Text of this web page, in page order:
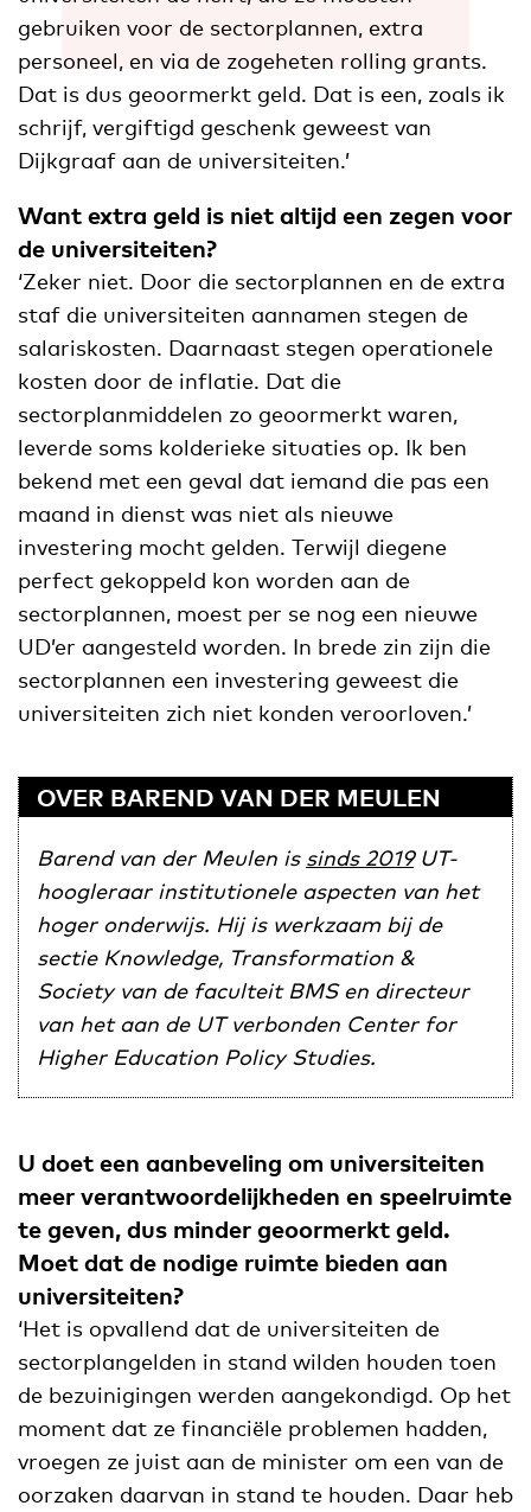
gebruiken voor de sectorplannen, extra
personeel, en via de zogeheten rolling grants.
Dat is dus geoormerkt geld. Dat is een, zoals ik
schrijf, vergiftigd geschenk geweest van
Dijkgraaf aan de universiteiten.’
Want extra geld is niet altijd een zegen voor
de universiteiten?
‘Zeker niet. Door die sectorplannen en de extra
staf die universiteiten aannamen stegen de
salariskosten. Daarnaast stegen operationele
kosten door de inflatie. Dat die
sectorplanmiddelen zo geoormerkt waren,
leverde soms kolderieke situaties op. Ik ben
bekend met een geval dat iemand die pas een
maand in dienst was niet als nieuwe
investering mocht gelden. Terwijl diegene
perfect gekoppeld kon worden aan de
sectorplannen, moest per se nog een nieuwe
UD’er aangesteld worden. In brede zin zijn die
sectorplannen een investering geweest die
universiteiten zich niet konden veroorloven.’
OVER BAREND VAN DER MEULEN
Barend van der Meulen is sinds 2019UT-
hoogleraar institutionele aspecten van het
hoger onderwijs. Hij is werkzaam bij de
sectie Knowledge, Transformation &
Society van de faculteit BMS en directeur
van het aan de UT verbonden Center for
Higher Education Policy Studies.
U doet een aanbeveling om universiteiten
meer verantwoordelijkheden en speelruimte
te geven, dus minder geoormerkt geld.
Moet dat de nodige ruimte bieden aan
universiteiten?
‘Het is opvallend dat de universiteiten de
sectorplangelden in stand wilden houden toen
de bezuinigingen werden aangekondigd. Op het
moment dat ze financiële problemen hadden,
vroegen ze juist aan de minister om een van de
oorzaken daarvan in stand te houden. Daar heb